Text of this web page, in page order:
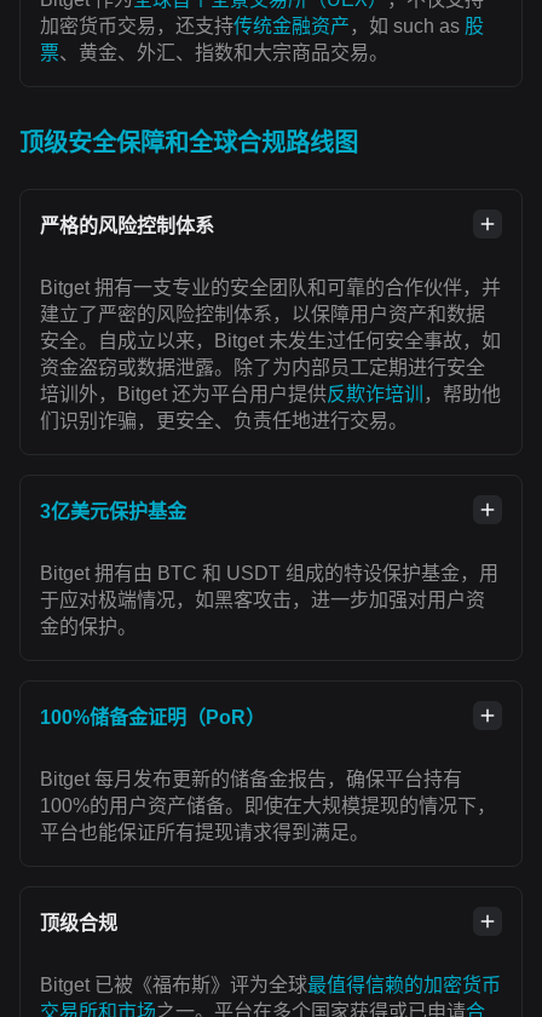
加密货币交易，还支持传统金融资产 ，如 such as 股
票、黄金、外汇、指数和大宗商品交易。
顶级安全保障和全球合规路线图
严格的风险控制体系
Bitget 拥有一支专业的安全团队和可靠的合作伙伴，并
建立了严密的风险控制体系，以保障用户资产和数据
安全。自成立以来，Bitget 未发生过任何安全事故，如
资金盗窃或数据泄露。除了为内部员工定期进行安全
培训外，Bitget 还为平台用户提供反欺诈培训
，帮助他
们识别诈骗，更安全、负责任地进行交易。
3亿美元保护基金
Bitget 拥有由 BTC 和 USDT 组成的特设保护基金，用
于应对极端情况，如黑客攻击，进一步加强对用户资
金的保护。
100%储备金证明（PoR）
Bitget 每月发布更新的储备金报告，确保平台持有
100%的用户资产储备。即使在大规模提现的情况下，
平台也能保证所有提现请求得到满足。
顶级合规
Bitget 已被《福布斯》评为全球最值得信赖的加密货币
交易所和市场之一。平台在多个国家获得或已申请合